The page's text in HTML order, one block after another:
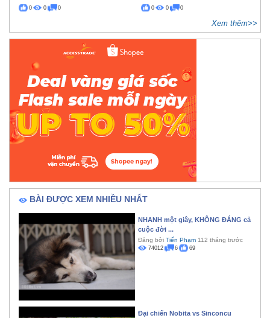
0 0 0 0 0 0
Xem thêm>>
BÀI ĐƯỢC XEM NHIỀU NHẤT
NHANH một giây, KHÔNG ĐÁNG cả
cuộc đời ...
Đăng bởi Tiến Phạm 112 tháng trước
74012 6 69
Đại chiến Nobita vs Sinconcu